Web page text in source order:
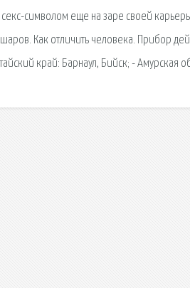
секс-символом еще на заре своей
Как отличить человека. Прибор
край: Барнаул, Бийск; - Амурская